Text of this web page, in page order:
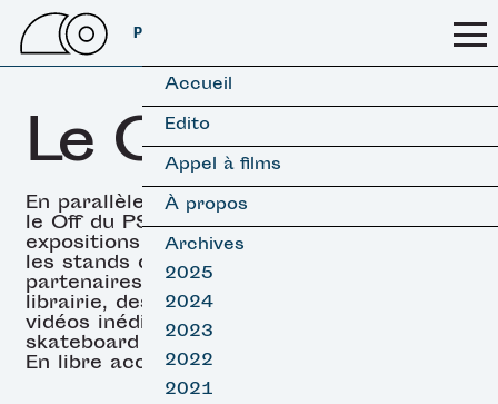
PSSFF 2026
Accueil
Edito
Appel à films
À propos
Archives
2025
2024
2023
2022
2021
Le OFF
En parallèle des projections,
le Off du PSSFF propose des
expositions (surf & skate),
les stands de nos
partenaires, un espace
librairie, des projections de
vidéos inédites de surf et
skateboard et des DJ sets.
En libre accès.